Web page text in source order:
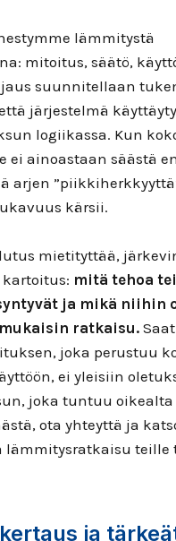
lämmitystä
mitoitus, säätö,
suunnitellaan
järjestelmä
logiikassa. Kun
ei ainoastaan säästä
arjen
kärsii.
mietityttää,
mitä tehoa
ja mikä niihin
ratkaisu.
joka perustuu
ei yleisiin
joka tuntuu oikealta
ota yhteyttä ja
lämmitysratkaisu teille
ja